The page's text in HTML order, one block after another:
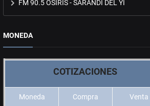
FM 90.5 OSIRIS - SARANDÍ DEL YÍ
MONEDA
COTIZACIONES
Moneda Compra Venta